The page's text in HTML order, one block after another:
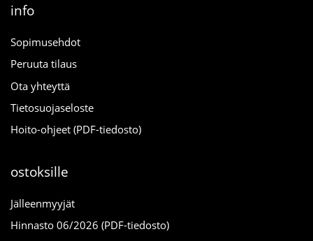
info
Sopimusehdot
Peruuta tilaus
Ota yhteyttä
Tietosuojaseloste
Hoito-ohjeet (PDF-tiedosto)
ostoksille
Jälleenmyyjät
Hinnasto 06/2026 (PDF-tiedosto)